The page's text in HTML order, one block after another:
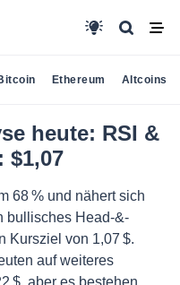
Ethereum Altcoins
heute: RSI &
$1,07
68 % und nähert sich
bullisches Head-&-
Kursziel von 1,07 $.
auf weiteres
$, aber es bestehen